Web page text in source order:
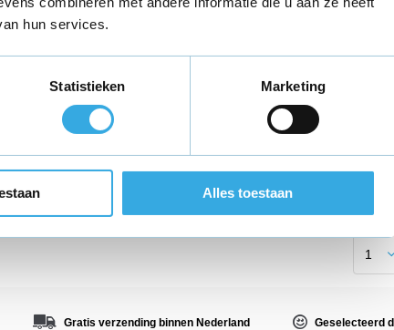
hun services.
Statistieken Marketing
Alles toestaan
€
67
Gratis verzendingbinnen Nederland Geselecteerd